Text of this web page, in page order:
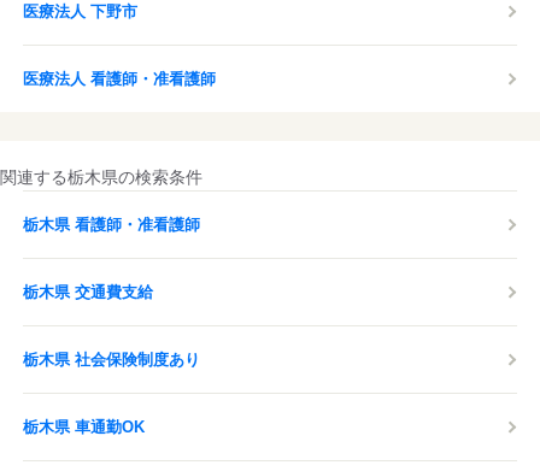
医療法人 下野市
医療法人 看護師・准看護師
関連する栃木県の検索条件
栃木県 看護師・准看護師
栃木県 交通費支給
栃木県 社会保険制度あり
栃木県 車通勤OK